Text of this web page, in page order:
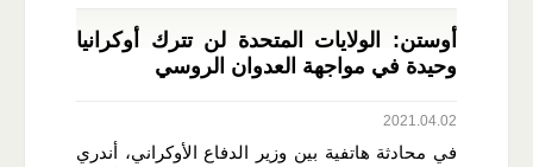
أوستن: الولايات المتحدة لن تترك أوكرانيا
وحيدة في مواجهة العدوان الروسي
2021.04.02
في محادثة هاتفية بين وزير الدفاع الأوكراني، أندري